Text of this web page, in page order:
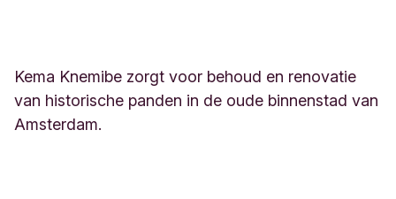
Kema Knemibe zorgt voor behoud en renovatie
van historische panden in de oude binnenstad van
Amsterdam.